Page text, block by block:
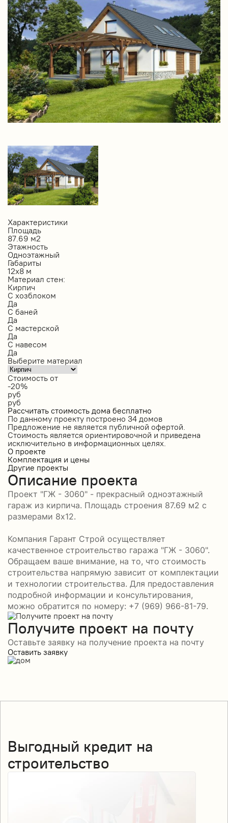
Характеристики
Площадь
87.69 м2
Этажность
Одноэтажный
Габариты
12х8 м
Материал стен:
Кирпич
С хозблоком
Да
С баней
Да
С мастерской
Да
С навесом
Да
Выберите материал
Стоимость от
-20%
руб
руб
Рассчитать стоимость дома бесплатно
По данному проекту построено 34 домов
Предложение не является публичной офертой.
Стоимость является ориентировочной и приведена
исключительно в информационных целях.
О проекте
Комплектация и цены
Другие проекты
Описание проекта
Проект "ГЖ - 3060" - прекрасный одноэтажный
гараж из кирпича. Площадь строения 87.69 м2 с
размерами 8x12.
Компания Гарант Строй осуществляет
качественное строительство гаража "ГЖ - 3060".
Обращаем ваше внимание, на то, что стоимость
строительства напрямую зависит от комплектации
и технологии строительства. Для предоставления
подробной информации и консультирования,
можно обратится по номеру: +7 (969) 966-81-79.
Получите проект на почту
Оставьте заявку на получение проекта на почту
Оставить заявку
Выгодный кредит на
строительство